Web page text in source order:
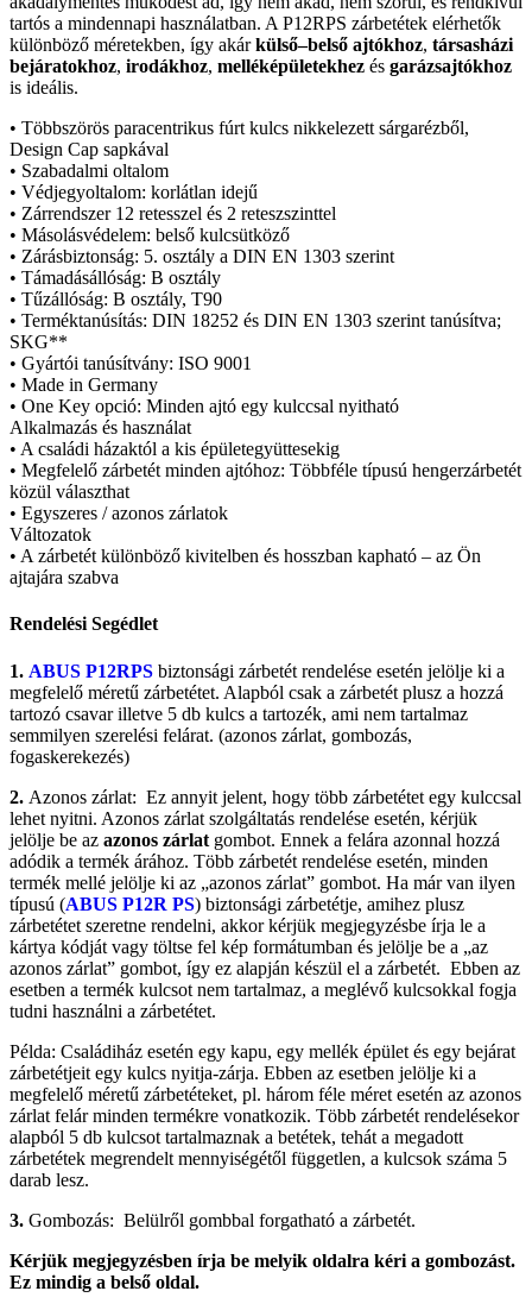
tartós a mindennapi használatban. A P12RPS zárbetétek elérhetők
különböző méretekben, így akárkülső–belső ajtókhoz, társasházi
bejáratokhoz, irodákhoz, melléképületekhez és garázsajtókhoz
is ideális.
• Többszörös paracentrikus fúrt kulcs nikkelezett sárgarézből,
Design Cap sapkával
• Szabadalmi oltalom
• Védjegyoltalom: korlátlan idejű
• Zárrendszer 12 retesszel és 2 reteszszinttel
• Másolásvédelem: belső kulcsütköző
• Zárásbiztonság: 5. osztály a DIN EN 1303 szerint
• Támadásállóság: B osztály
• Tűzállóság: B osztály, T90
• Terméktanúsítás: DIN 18252 és DIN EN 1303 szerint tanúsítva;
SKG**
• Gyártói tanúsítvány: ISO 9001
• Made in Germany
• One Key opció: Minden ajtó egy kulccsal nyitható
Alkalmazás és használat
• A családi házaktól a kis épületegyüttesekig
• Megfelelő zárbetét minden ajtóhoz: Többféle típusú hengerzárbetét
közül választhat
• Egyszeres / azonos zárlatok
Változatok
• A zárbetét különböző kivitelben és hosszban kapható – az Ön
ajtajára szabva
Rendelési Segédlet
1. ABUS P12RPS biztonsági zárbetét rendelése esetén jelölje ki a
megfelelő méretű zárbetétet. Alapból csak a zárbetét plusz a hozzá
tartozó csavar illetve 5 db kulcs a tartozék, ami nem tartalmaz
semmilyen szerelési felárat. (azonos zárlat, gombozás,
fogaskerekezés)
2. Azonos zárlat: Ez annyit jelent, hogy több zárbetétet egy kulccsal
lehet nyitni. Azonos zárlat szolgáltatás rendelése esetén, kérjük
jelölje be az azonos zárlat gombot. Ennek a felára azonnal hozzá
adódik a termék árához. Több zárbetét rendelése esetén, minden
termék mellé jelölje ki az „azonos zárlat” gombot. Ha már van ilyen
típusú (ABUS P12R PS) biztonsági zárbetétje, amihez plusz
zárbetétet szeretne rendelni, akkor kérjük megjegyzésbe írja le a
kártya kódját vagy töltse fel kép formátumban és jelölje be a „az
azonos zárlat” gombot, így ez alapján készül el a zárbetét. Ebben az
esetben a termék kulcsot nem tartalmaz, a meglévő kulcsokkal fogja
tudni használni a zárbetétet.
Példa: Családiház esetén egy kapu, egy mellék épület és egy bejárat
zárbetétjeit egy kulcs nyitja-zárja. Ebben az esetben jelölje ki a
megfelelő méretű zárbetéteket, pl. három féle méret esetén az azonos
zárlat felár minden termékre vonatkozik. Több zárbetét rendelésekor
alapból 5 db kulcsot tartalmaznak a betétek, tehát a megadott
zárbetétek megrendelt mennyiségétől független, a kulcsok száma 5
darab lesz.
3. Gombozás: Belülről gombbal forgatható a zárbetét.
Kérjük megjegyzésben írja be melyik oldalra kéri a gombozást.
Ez mindig a belső oldal.